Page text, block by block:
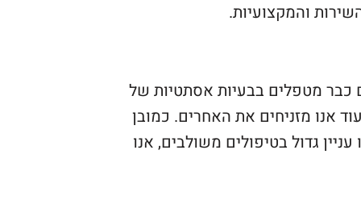
והמקצועיות.
כבר מטפלים בבעיות אסתטיות של
אנו מזניחים את האחרים. כמובן
גדול בטיפולים משולבים, אנו